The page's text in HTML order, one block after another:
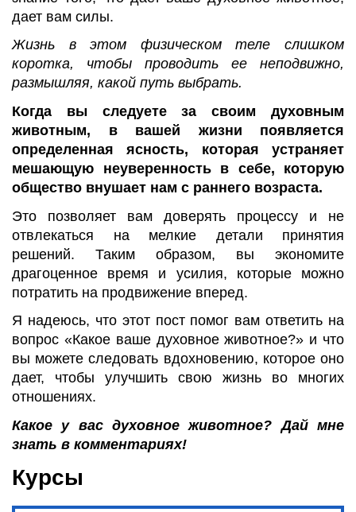
дает вам силы.
Жизнь в этом физическом теле слишком
коротка, чтобы проводить ее неподвижно,
размышляя, какой путь выбрать.
Когда вы следуете за своим духовным
животным, в вашей жизни появляется
определенная ясность, которая устраняет
мешающую неуверенность в себе, которую
общество внушает нам с раннего возраста.
Это позволяет вам доверять процессу и не
отвлекаться на мелкие детали принятия
решений. Таким образом, вы экономите
драгоценное время и усилия, которые можно
потратить на продвижение вперед.
Я надеюсь, что этот пост помог вам ответить на
вопрос «Какое ваше духовное животное?» и что
вы можете следовать вдохновению, которое оно
дает, чтобы улучшить свою жизнь во многих
отношениях.
Какое у вас духовное животное? Дай мне
знать в комментариях!
Курсы